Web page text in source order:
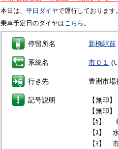
本日は、 平日ダイヤで運行しております。
乗車予定日のダイヤはこちら 。
停留所名 新橋駅前
系統名 市０１ (
行き先 豊洲市
記号説明
【無印
【無印
【ｷ】
【ｽ】
【ﾏ】